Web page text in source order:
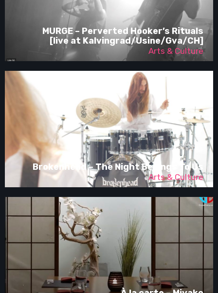
MURGE – Perverted Hooker’s Rituals
[live at Kalvingrad/Usine/Gva/CH]
Arts & Culture
Brokenhead – The Night Belongs To Us
Arts & Culture